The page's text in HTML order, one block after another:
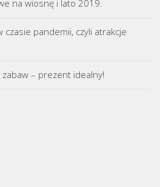
na wiosnę i lato 2019.
czasie pandemii, czyli atrakcje
zabaw – prezent idealny!